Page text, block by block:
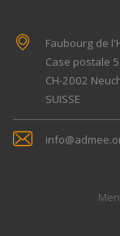
Faubourg de
Case postale
CH-2002
SUISSE